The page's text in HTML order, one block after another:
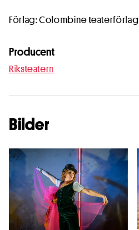
Förlag: Colombine teaterförlag
Producent
Riksteatern
Bilder